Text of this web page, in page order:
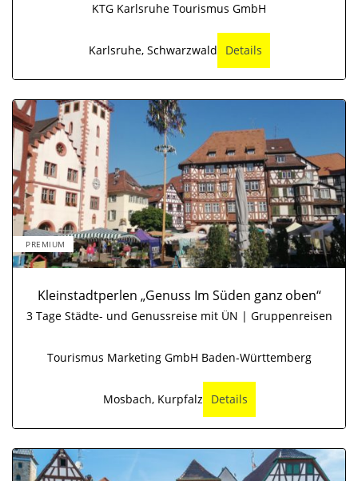
KTG Karlsruhe Tourismus GmbH
Karlsruhe, Schwarzwald Details
PREMIUM
Kleinstadtperlen „Genuss Im Süden ganz oben“
3 Tage Städte- und Genussreise mit ÜN | Gruppenreisen
Tourismus Marketing GmbH Baden-Württemberg
Mosbach, Kurpfalz Details